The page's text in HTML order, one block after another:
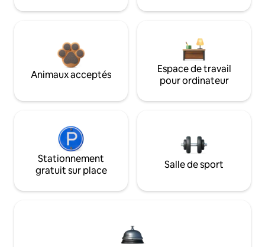
Animaux acceptés
Espace de travail
pour ordinateur
Stationnement
gratuit sur place
Salle de sport